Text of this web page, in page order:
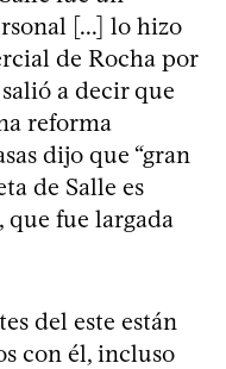
[...] lo hizo
de Rocha por
a decir que
reforma
dijo que “gran
de Salle es
fue largada
del este están
con él, incluso